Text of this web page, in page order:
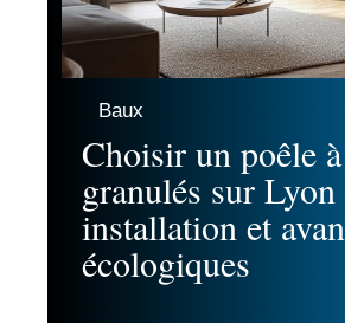
Baux
Choisir un poêle à
granulés sur Lyon
installation et
écologiques